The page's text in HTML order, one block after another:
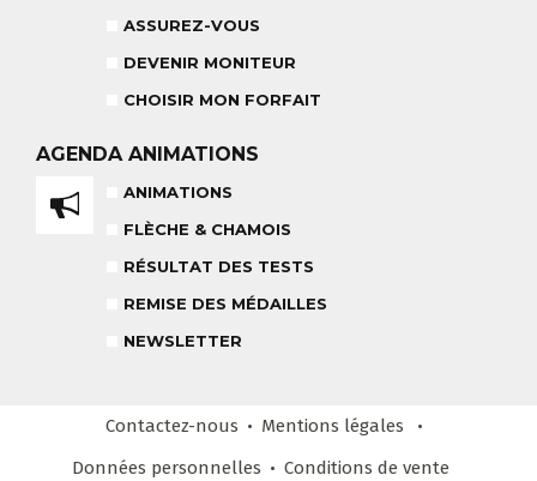
NOS MONITEURS
& PARTENAIRES
ASSUREZ-VOUS
DEVENIR MONITEUR
LE VENDREDI
COURS PRIVÉ APRÈS-MIDI
À PARTIR DE 260€
ASSUREZ-VOUS
DEVENIR MONITEUR
CHOISIR MON FORFAIT
AGENDA ANIMATIONS
ANIMATIONS
FLÈCHE & CHAMOIS
RÉSULTAT DES TESTS
REMISE DES MÉDAILLES
NEWSLETTER
Contactez-nous
Mentions légales
Données personnelles
Conditions de vente